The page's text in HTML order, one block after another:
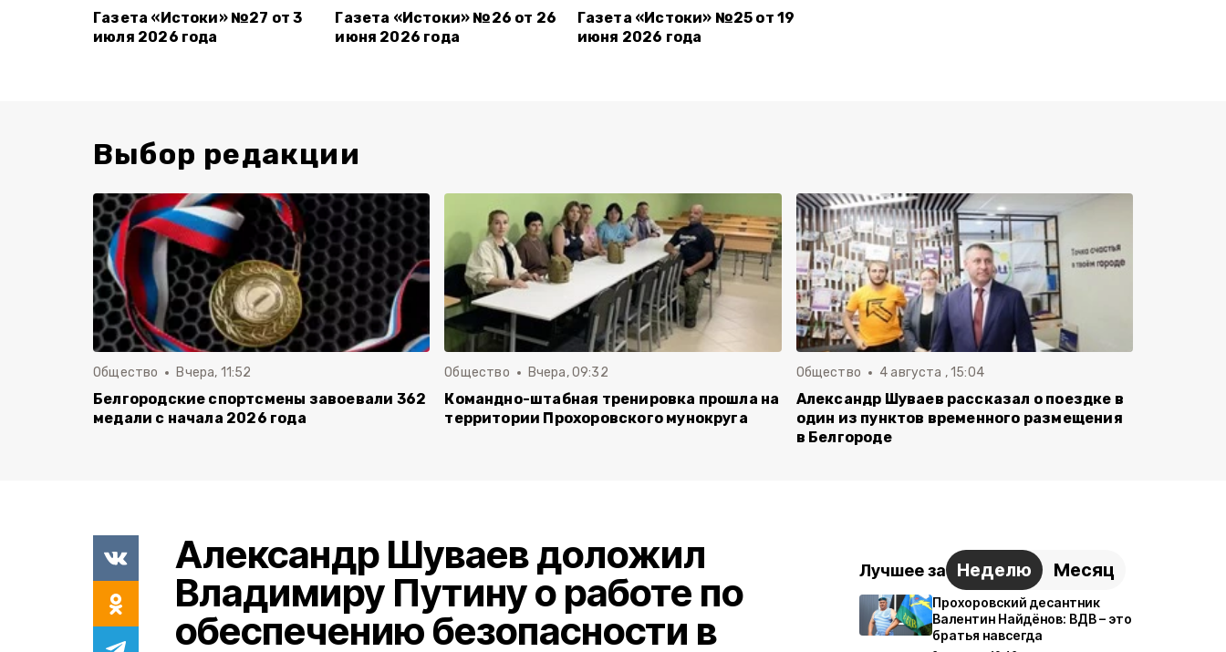
Газета «Истоки» №27 от 3
июля 2026 года
Газета «Истоки» №26 от 26
июня 2026 года
Газета «Истоки» №25 от 19
июня 2026 года
Выбор редакции
Общество Вчера, 11:52
Белгородские спортсмены завоевали 362
медали с начала 2026 года
Общество Вчера, 09:32
Командно-штабная тренировка прошла на
территории Прохоровского мунокруга
Общество 4 августа , 15:04
Александр Шуваев рассказал о поездке в
один из пунктов временного размещения
в Белгороде
Александр Шуваев доложил
Владимиру Путину о работе по
обеспечению безопасности в
Лучшее за Неделю Месяц
Прохоровский десантник
Валентин Найдёнов: ВДВ – это
братья навсегда